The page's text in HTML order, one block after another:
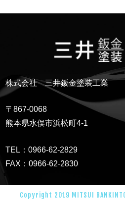
株式会社 三井鈑金塗装工業
〒867-0068
熊本県水俣市浜松町4-1
TEL：0966-62-2829
FAX：0966-62-2830
Copyright 2019 MITSUI